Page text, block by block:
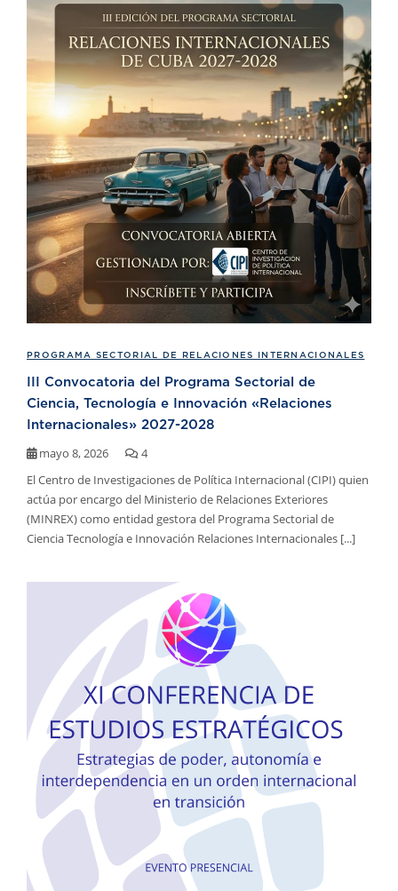
PROGRAMA SECTORIAL DE RELACIONES INTERNACIONALES
III Convocatoria del Programa Sectorial de
Ciencia, Tecnología e Innovación «Relaciones
Internacionales» 2027-2028
mayo 8, 2026
4
El Centro de Investigaciones de Política Internacional (CIPI) quien
actúa por encargo del Ministerio de Relaciones Exteriores
(MINREX) como entidad gestora del Programa Sectorial de
Ciencia Tecnología e Innovación Relaciones Internacionales [...]